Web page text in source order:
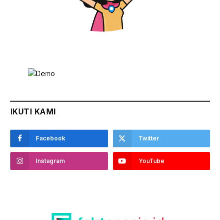
IKUTI KAMI
Facebook Twitter
Instagram YouTube